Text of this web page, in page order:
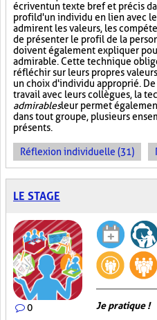
écrivent un texte bref et précis
profil d'un individu en lien avec
admirent les valeurs, les
de présenter le profil de la
doivent également expliquer
admirable. Cette technique
réfléchir sur leurs propres
un choix d'individu approprié.
travail avec leurs collègues, la
admirablesleur permet
dans tout groupe, plusieurs
présents.
Réflexion individuelle (31)
LE STAGE
0 Je pratique !